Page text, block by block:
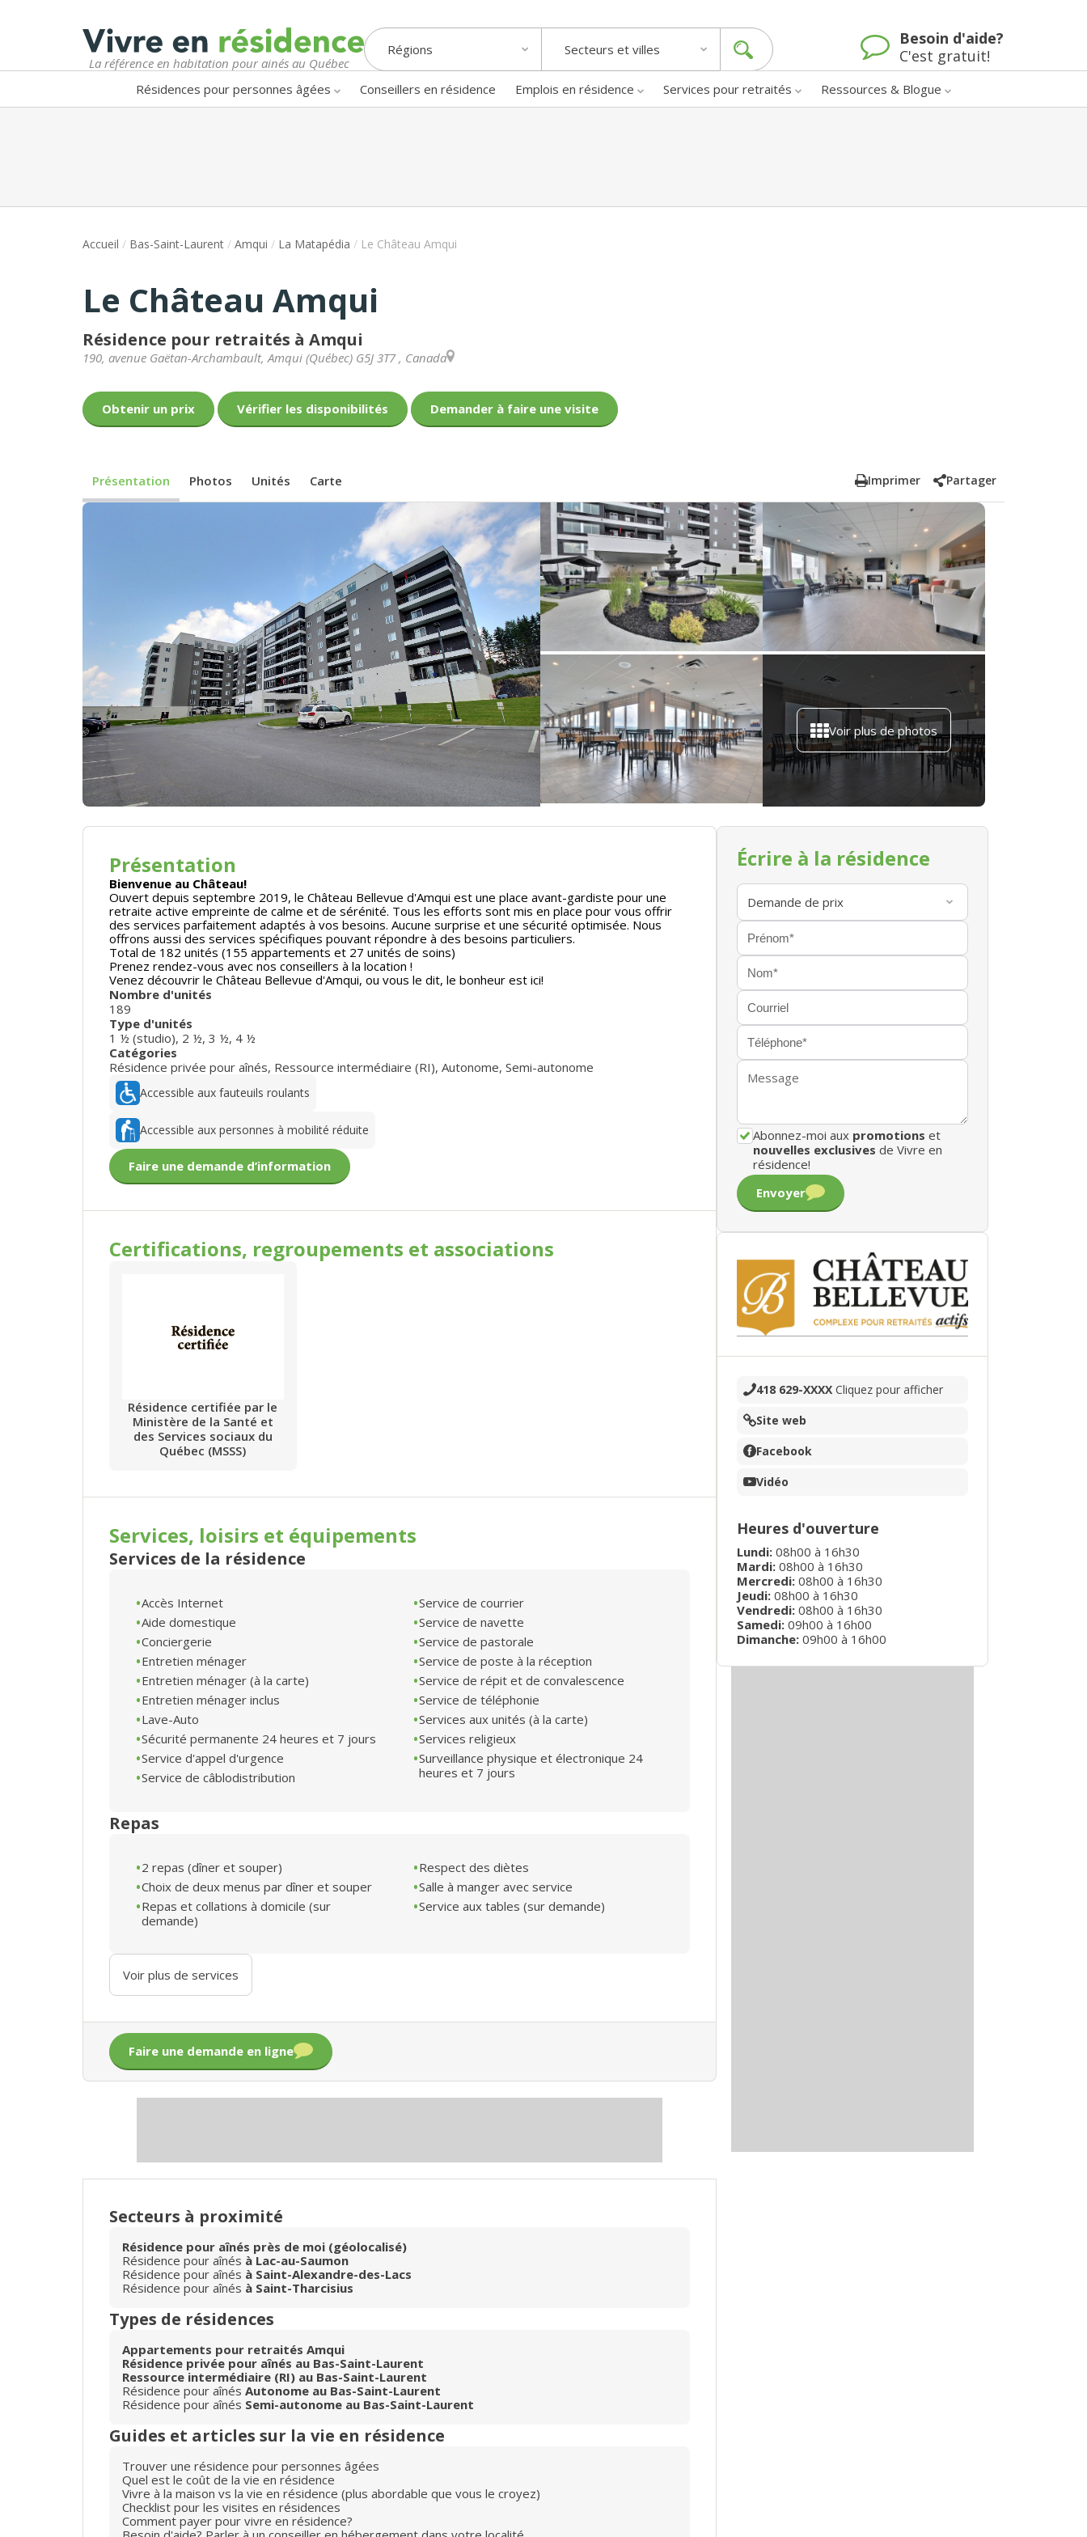
La référence en habitation pour ainés au Québec
Régions Secteurs et villes
Besoin d'aide?
C'est gratuit!
Résidences pour personnes âgées Conseillers en résidence Emplois en résidence Services pour retraités Ressources & Blogue
Accueil / Bas-Saint-Laurent / Amqui / La Matapédia / Le Château Amqui
Le Château Amqui
Résidence pour retraités à Amqui
190, avenue Gaëtan-Archambault, Amqui (Québec) G5J 3T7 , Canada
Obtenir un prix Vérifier les disponibilités Demander à faire une visite
Présentation Photos Unités Carte Imprimer Partager
Voir plus de photos
Présentation
Bienvenue au Château!
Ouvert depuis septembre 2019, le Château Bellevue d'Amqui est une place avant-gardiste pour une
retraite active empreinte de calme et de sérénité. Tous les efforts sont mis en place pour vous offrir
des services parfaitement adaptés à vos besoins. Aucune surprise et une sécurité optimisée. Nous
offrons aussi des services spécifiques pouvant répondre à des besoins particuliers.
Total de 182 unités (155 appartements et 27 unités de soins)
Prenez rendez-vous avec nos conseillers à la location !
Venez découvrir le Château Bellevue d'Amqui, ou vous le dit, le bonheur est ici!
Nombre d'unités
189
Type d'unités
1 ½ (studio), 2 ½, 3 ½, 4 ½
Catégories
Résidence privée pour aînés, Ressource intermédiaire (RI), Autonome, Semi-autonome
Accessible aux fauteuils roulants
Accessible aux personnes à mobilité réduite
Faire une demande d’information
Certifications, regroupements et associations
Résidence certifiée par le
Ministère de la Santé et
des Services sociaux du
Québec (MSSS)
Services, loisirs et équipements
Services de la résidence
Accès Internet
Aide domestique
Conciergerie
Entretien ménager
Entretien ménager (à la carte)
Entretien ménager inclus
Lave-Auto
Sécurité permanente 24 heures et 7 jours
Service d'appel d'urgence
Service de câblodistribution
Service de courrier
Service de navette
Service de pastorale
Service de poste à la réception
Service de répit et de convalescence
Service de téléphonie
Services aux unités (à la carte)
Services religieux
Surveillance physique et électronique 24
heures et 7 jours
Repas
2 repas (dîner et souper)
Choix de deux menus par dîner et souper
Repas et collations à domicile (sur
demande)
Respect des diètes
Salle à manger avec service
Service aux tables (sur demande)
Voir plus de services
Faire une demande en ligne
Secteurs à proximité
Résidence pour aînés près de moi (géolocalisé)
Résidence pour aînés à Lac-au-Saumon
Résidence pour aînés à Saint-Alexandre-des-Lacs
Résidence pour aînés à Saint-Tharcisius
Types de résidences
Appartements pour retraités Amqui
Résidence privée pour aînés au Bas-Saint-Laurent
Ressource intermédiaire (RI) au Bas-Saint-Laurent
Résidence pour aînés Autonome au Bas-Saint-Laurent
Résidence pour aînés Semi-autonome au Bas-Saint-Laurent
Guides et articles sur la vie en résidence
Trouver une résidence pour personnes âgées
Quel est le coût de la vie en résidence
Vivre à la maison vs la vie en résidence (plus abordable que vous le croyez)
Checklist pour les visites en résidences
Comment payer pour vivre en résidence?
Écrire à la résidence
Abonnez-moi aux promotions et
nouvelles exclusives de Vivre en
résidence!
Envoyer
418 629-XXXX Cliquez pour afficher
Site web
Facebook
Vidéo
Heures d'ouverture
Lundi: 08h00 à 16h30
Mardi: 08h00 à 16h30
Mercredi: 08h00 à 16h30
Jeudi: 08h00 à 16h30
Vendredi: 08h00 à 16h30
Samedi: 09h00 à 16h00
Dimanche: 09h00 à 16h00